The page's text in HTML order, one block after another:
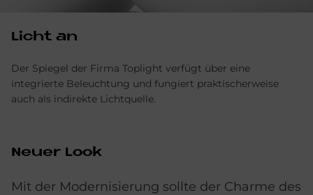
Li­cht an
Der Spiegel der Firma Toplight verfügt über eine
integrierte Beleuchtung und fungiert praktischerweise
auch als indirekte Lichtquelle.
Neu­er Look
Mit der Modernisierung sollte der Charme des